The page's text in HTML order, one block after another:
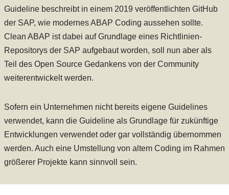
Guideline beschreibt in einem 2019 veröffentlichten GitHub
der SAP, wie modernes ABAP Coding aussehen sollte.
Clean ABAP ist dabei auf Grundlage eines Richtlinien-
Repositorys der SAP aufgebaut worden, soll nun aber als
Teil des Open Source Gedankens von der Community
weiterentwickelt werden.
Sofern ein Unternehmen nicht bereits eigene Guidelines
verwendet, kann die Guideline als Grundlage für zukünftige
Entwicklungen verwendet oder gar vollständig übernommen
werden. Auch eine Umstellung von altem Coding im Rahmen
größerer Projekte kann sinnvoll sein.